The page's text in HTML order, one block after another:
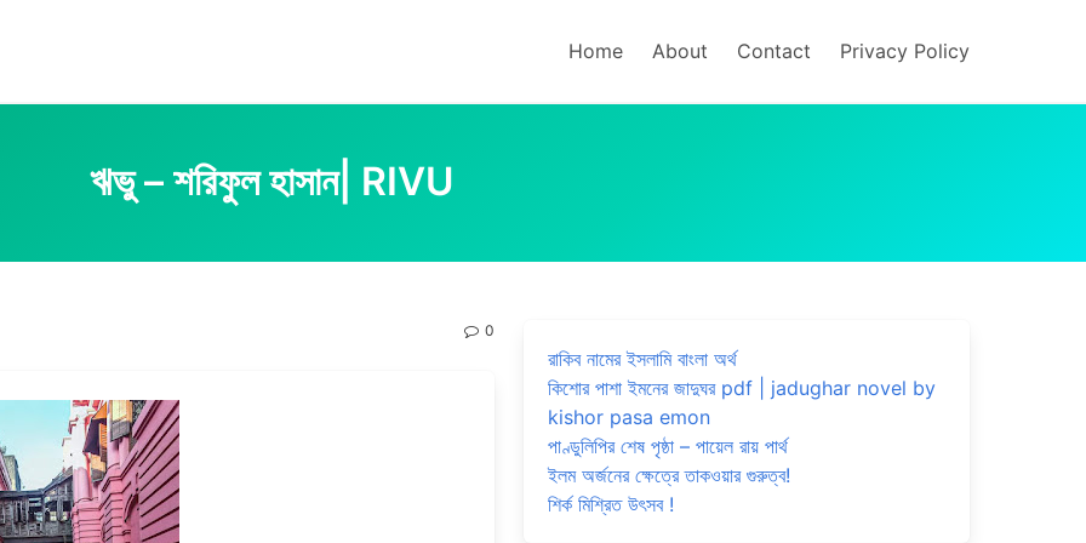
Home About Contact Privacy Policy
ঋভু – শরিফুল হাসান| RIVU
0
রাকিব নামের ইসলামি বাংলা অর্থ
কিশোর পাশা ইমনের জাদুঘর pdf | jadughar novel by
kishor pasa emon
পাণ্ডুলিপির শেষ পৃষ্ঠা – পায়েল রায় পার্থ
ইলম অর্জনের ক্ষেত্রে তাকওয়ার গুরুত্ব!
শির্ক মিশ্রিত উৎসব !